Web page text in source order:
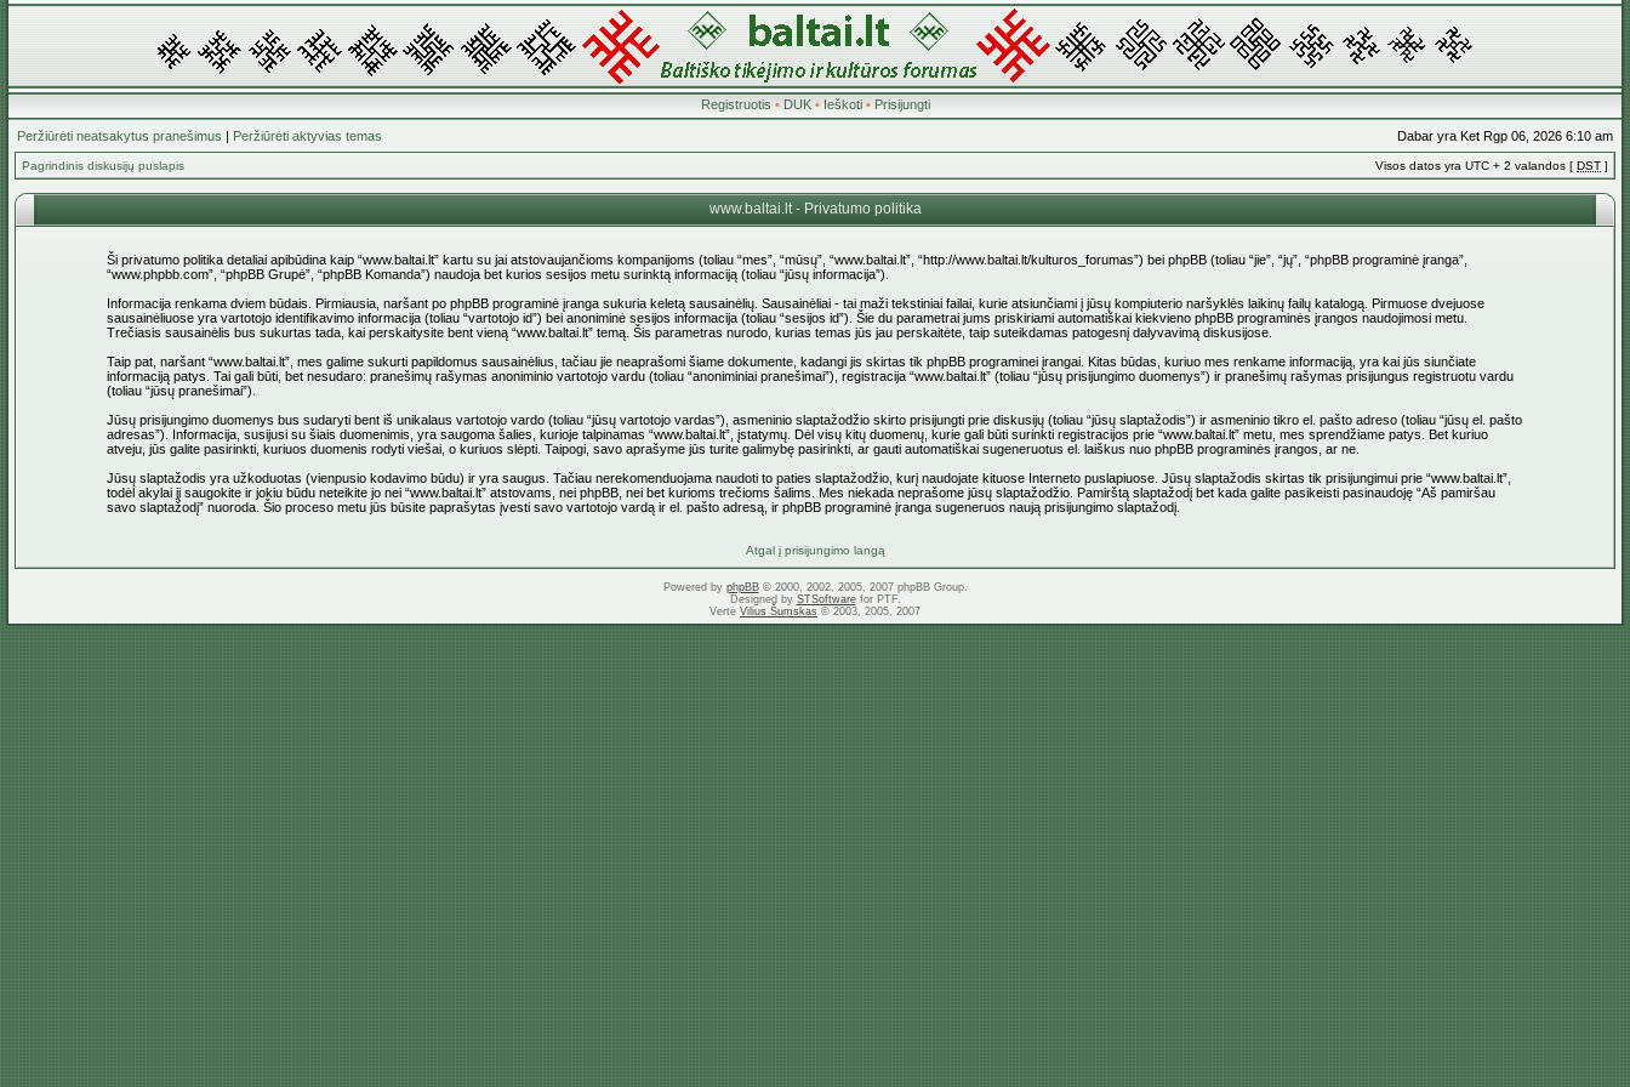
Registruotis • DUK• Ieškoti• Prisijungti
Peržiūrėti neatsakytus pranešimus | Peržiūrėti aktyvias temas Dabar yra Ket Rgp 06, 2026 6:10 am
Pagrindinis diskusijų puslapis Visos datos yra UTC + 2 valandos [ DST ]
www.baltai.lt - Privatumo politika
Ši privatumo politika detaliai apibūdina kaip “www.baltai.lt” kartu su jai atstovaujančioms kompanijoms (toliau “mes”, “mūsų”, “www.baltai.lt”, “http://www.baltai.lt/kulturos_forumas”) bei phpBB (toliau “jie”, “jų”, “phpBB programinė įranga”,
“www.phpbb.com”, “phpBB Grupė”, “phpBB Komanda”) naudoja bet kurios sesijos metu surinktą informaciją (toliau “jūsų informacija”).
Informacija renkama dviem būdais. Pirmiausia, naršant po phpBB programinė įranga sukuria keletą sausainėlių. Sausainėliai - tai maži tekstiniai failai, kurie atsiunčiami į jūsų kompiuterio naršyklės laikinų failų katalogą. Pirmuose dvejuose
sausainėliuose yra vartotojo identifikavimo informacija (toliau “vartotojo id”) bei anoniminė sesijos informacija (toliau “sesijos id”). Šie du parametrai jums priskiriami automatiškai kiekvieno phpBB programinės įrangos naudojimosi metu.
Trečiasis sausainėlis bus sukurtas tada, kai perskaitysite bent vieną “www.baltai.lt” temą. Šis parametras nurodo, kurias temas jūs jau perskaitėte, taip suteikdamas patogesnį dalyvavimą diskusijose.
Taip pat, naršant “www.baltai.lt”, mes galime sukurti papildomus sausainėlius, tačiau jie neaprašomi šiame dokumente, kadangi jis skirtas tik phpBB programinei įrangai. Kitas būdas, kuriuo mes renkame informaciją, yra kai jūs siunčiate
informaciją patys. Tai gali būti, bet nesudaro: pranešimų rašymas anoniminio vartotojo vardu (toliau “anoniminiai pranešimai”), registracija “www.baltai.lt” (toliau “jūsų prisijungimo duomenys”) ir pranešimų rašymas prisijungus registruotu vardu
(toliau “jūsų pranešimai”).
Jūsų prisijungimo duomenys bus sudaryti bent iš unikalaus vartotojo vardo (toliau “jūsų vartotojo vardas”), asmeninio slaptažodžio skirto prisijungti prie diskusijų (toliau “jūsų slaptažodis”) ir asmeninio tikro el. pašto adreso (toliau “jūsų el. pašto
adresas”). Informacija, susijusi su šiais duomenimis, yra saugoma šalies, kurioje talpinamas “www.baltai.lt”, įstatymų. Dėl visų kitų duomenų, kurie gali būti surinkti registracijos prie “www.baltai.lt” metu, mes sprendžiame patys. Bet kuriuo
atveju, jūs galite pasirinkti, kuriuos duomenis rodyti viešai, o kuriuos slėpti. Taipogi, savo aprašyme jūs turite galimybę pasirinkti, ar gauti automatiškai sugeneruotus el. laiškus nuo phpBB programinės įrangos, ar ne.
Jūsų slaptažodis yra užkoduotas (vienpusio kodavimo būdu) ir yra saugus. Tačiau nerekomenduojama naudoti to paties slaptažodžio, kurį naudojate kituose Interneto puslapiuose. Jūsų slaptažodis skirtas tik prisijungimui prie “www.baltai.lt”,
todėl akylai jį saugokite ir jokiu būdu neteikite jo nei “www.baltai.lt” atstovams, nei phpBB, nei bet kurioms trečioms šalims. Mes niekada neprašome jūsų slaptažodžio. Pamirštą slaptažodį bet kada galite pasikeisti pasinaudoję “Aš pamiršau
savo slaptažodį” nuoroda. Šio proceso metu jūs būsite paprašytas įvesti savo vartotojo vardą ir el. pašto adresą, ir phpBB programinė įranga sugeneruos naują prisijungimo slaptažodį.
Atgal į prisijungimo langą
Powered by phpBB© 2000, 2002, 2005, 2007 phpBB Group.
Designed by STSoftwarefor PTF.
Vertė Vilius Šumskas © 2003, 2005, 2007